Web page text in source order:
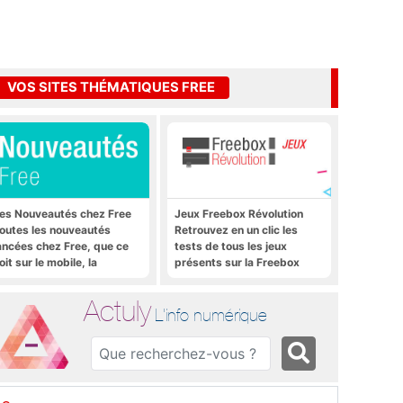
VOS SITES THÉMATIQUES FREE
Nouveautés chez Free
les nouveautés
chez Free, que ce
sur le mobile, la
Jeux Freebox Révolution
Retrouvez en un clic les
tests de tous les jeux
présents sur la Freebox
Actuly L'info numérique